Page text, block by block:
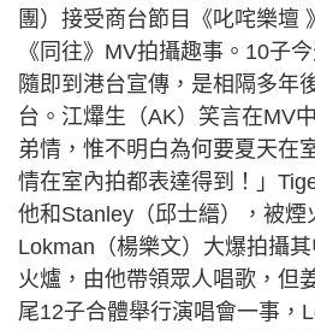
團）接受商台節目《叱咤樂壇
《同往》MV拍攝趣事。10子
隨即到港台宣傳，是相隔多年
台。江𤒹生（AK）笑言在MV
弟情，惟不明白為何要夏天在
情在室內拍都表達得到！」
他和Stanley（邱士縉），被煙
Lokman（楊樂文）大爆拍攝
火爐，由他帶領眾人唱歌，但
尾12子合體舉行演唱會一事，